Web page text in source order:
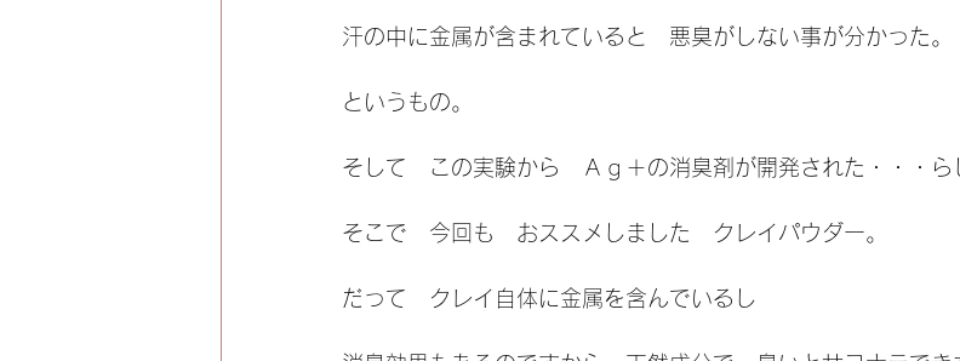
汗の中に金属が含まれていると　悪臭がしない事が分かった。
というもの。
そして　この実験から　Ａｇ＋の消臭剤が開発された・・・ら
そこで　今回も　おススメしました　クレイパウダー。
だって　クレイ自体に金属を含んでいるし